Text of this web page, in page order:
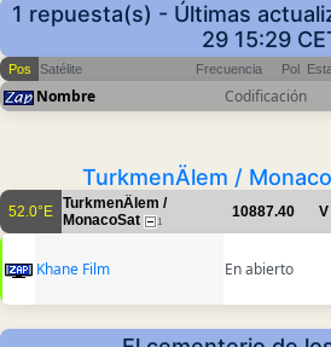
1 repuesta(s) - Últimas
29 15:29
Pos Satélite Frecuencia Pol
Nombre Codificación
TurkmenÄlem /
52.0°E TurkmenÄlem /
MonacoSat
1
10887.40 V
Khane Film En abierto